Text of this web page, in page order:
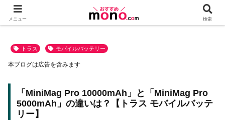
トラス モバイルバッテリー
「MiniMag Pro 10000mAh」と「MiniMag Pro
5000mAh」の違いは？【トラス モバイルバッテ
リー】
本ブログは広告を含みます
メニュー 検索